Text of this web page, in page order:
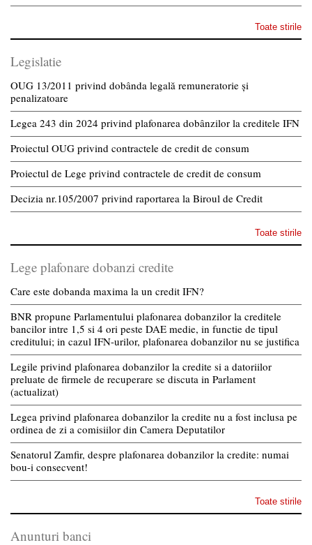
Toate stirile
Legislatie
OUG 13/2011 privind dobânda legală remuneratorie și
penalizatoare
Legea 243 din 2024 privind plafonarea dobânzilor la creditele IFN
Proiectul OUG privind contractele de credit de consum
Proiectul de Lege privind contractele de credit de consum
Decizia nr.105/2007 privind raportarea la Biroul de Credit
Toate stirile
Lege plafonare dobanzi credite
Care este dobanda maxima la un credit IFN?
BNR propune Parlamentului plafonarea dobanzilor la creditele
bancilor intre 1,5 si 4 ori peste DAE medie, in functie de tipul
creditului; in cazul IFN-urilor, plafonarea dobanzilor nu se justifica
Legile privind plafonarea dobanzilor la credite si a datoriilor
preluate de firmele de recuperare se discuta in Parlament
(actualizat)
Legea privind plafonarea dobanzilor la credite nu a fost inclusa pe
ordinea de zi a comisiilor din Camera Deputatilor
Senatorul Zamfir, despre plafonarea dobanzilor la credite: numai
bou-i consecvent!
Toate stirile
Anunturi banci